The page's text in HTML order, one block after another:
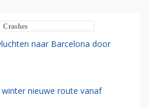
Crashes
naar Barcelona door
nieuwe route vanaf